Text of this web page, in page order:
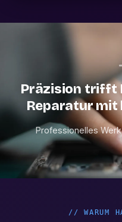
Präzision trifft
Reparatur
Professionelles
//WARUM